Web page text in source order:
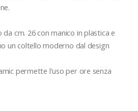
cm. 26 con manico in plastica e
un coltello moderno dal design
permette l'uso per ore senza